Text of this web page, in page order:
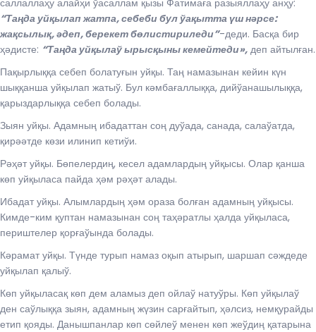
саллаллаҳу алайҳи ўасаллам қызы Фатимаға разыяллаҳу анҳу:
“Таңда уйқылап жатпа, себеби бул ўақытта үш нәрсе:
жақсылық, әдеп, берекет бөлистириледи”-деди. Басқа бир
ҳәдисте: “Таңда уйқылаў ырысқыны кемейтеди», деп айтылған.
Пақырлыққа себеп болатуғын уйқы. Таң намазынан кейин күн
шыққанша уйқылап жатыў. Бул кәмбағаллыққа, дийўанашылыққа,
қарыздарлыққа себеп болады.
Зыян уйқы. Адамның ибадаттан соң дуўада, санада, салаўатда,
қирәәтде көзи илинип кетиўи.
Рәҳәт уйқы. Бөпелердиң, кесел адамлардың уйқысы. Олар қанша
көп уйқыласа пайда ҳәм рәҳәт алады.
Ибадат уйқы. Алымлардың ҳәм ораза болған адамның уйқысы.
Кимде-ким қуптан намазынан соң таҳәратлы ҳалда уйқыласа,
периштелер қорғаўында болады.
Кәрамат уйқы. Түнде турып намаз оқып атырып, шаршап сәждеде
уйқылап қалыў.
Көп уйқыласақ көп дем аламыз деп ойлаў натуўры. Көп уйқылаў
ден саўлыққа зыян, адамның жүзин сарғайтып, ҳәлсиз, немқурайды
етип қояды. Данышпанлар көп сөйлеў менен көп жеўдиң қатарына